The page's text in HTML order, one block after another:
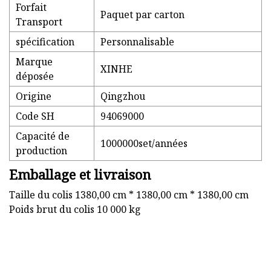
Forfait
Transport
Paquet par carton
spécification
Personnalisable
Marque
déposée
XINHE
Origine
Qingzhou
Code SH
94069000
Capacité de
production
1000000set/années
Emballage et livraison
Taille du colis 1380,00 cm * 1380,00 cm * 1380,00 cm
Poids brut du colis 10 000 kg